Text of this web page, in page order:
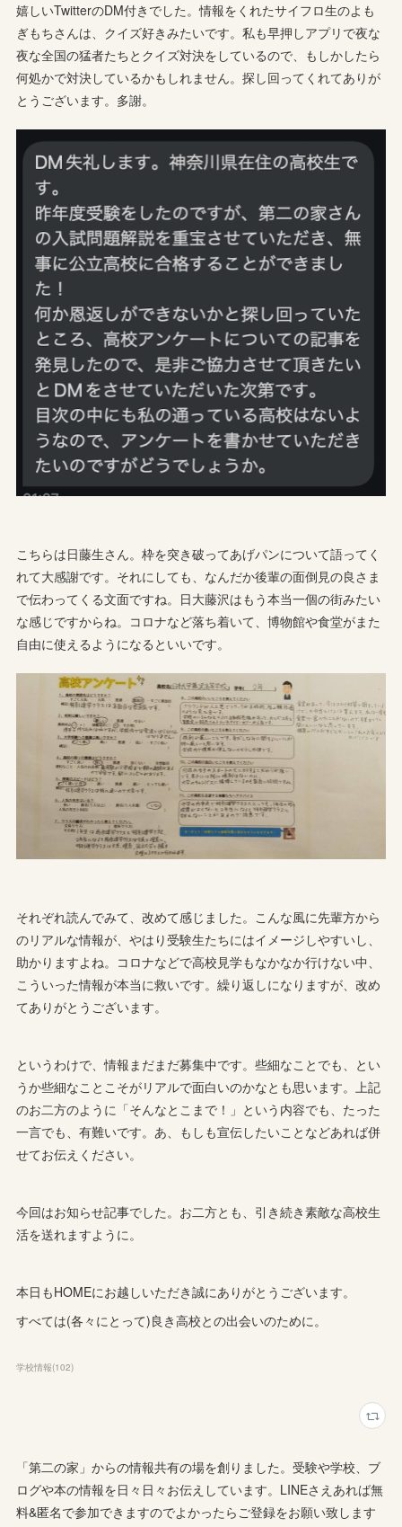
嬉しいTwitterのDM付きでした。情報をくれたサイフロ生のよも
ぎもちさんは、クイズ好きみたいです。私も早押しアプリで夜な
夜な全国の猛者たちとクイズ対決をしているので、もしかしたら
何処かで対決しているかもしれません。探し回ってくれてありが
とうございます。多謝。
こちらは日藤生さん。枠を突き破ってあげパンについて語ってく
れて大感謝です。それにしても、なんだか後輩の面倒見の良さま
で伝わってくる文面ですね。日大藤沢はもう本当一個の街みたい
な感じですからね。コロナなど落ち着いて、博物館や食堂がまた
自由に使えるようになるといいです。
それぞれ読んでみて、改めて感じました。こんな風に先輩方から
のリアルな情報が、やはり受験生たちにはイメージしやすいし、
助かりますよね。コロナなどで高校見学もなかなか行けない中、
こういった情報が本当に救いです。繰り返しになりますが、改め
てありがとうございます。
というわけで、情報まだまだ募集中です。些細なことでも、とい
うか些細なことこそがリアルで面白いのかなとも思います。上記
のお二方のように「そんなとこまで！」という内容でも、たった
一言でも、有難いです。あ、もしも宣伝したいことなどあれば併
せてお伝えください。
今回はお知らせ記事でした。お二方とも、引き続き素敵な高校生
活を送れますように。
本日もHOMEにお越しいただき誠にありがとうございます。
すべては(各々にとって)良き高校との出会いのために。
学校情報(102)
「第二の家」からの情報共有の場を創りました。受験や学校、ブ
ログや本の情報を日々日々お伝えしています。LINEさえあれば無
料&匿名で参加できますのでよかったらご登録をお願い致します